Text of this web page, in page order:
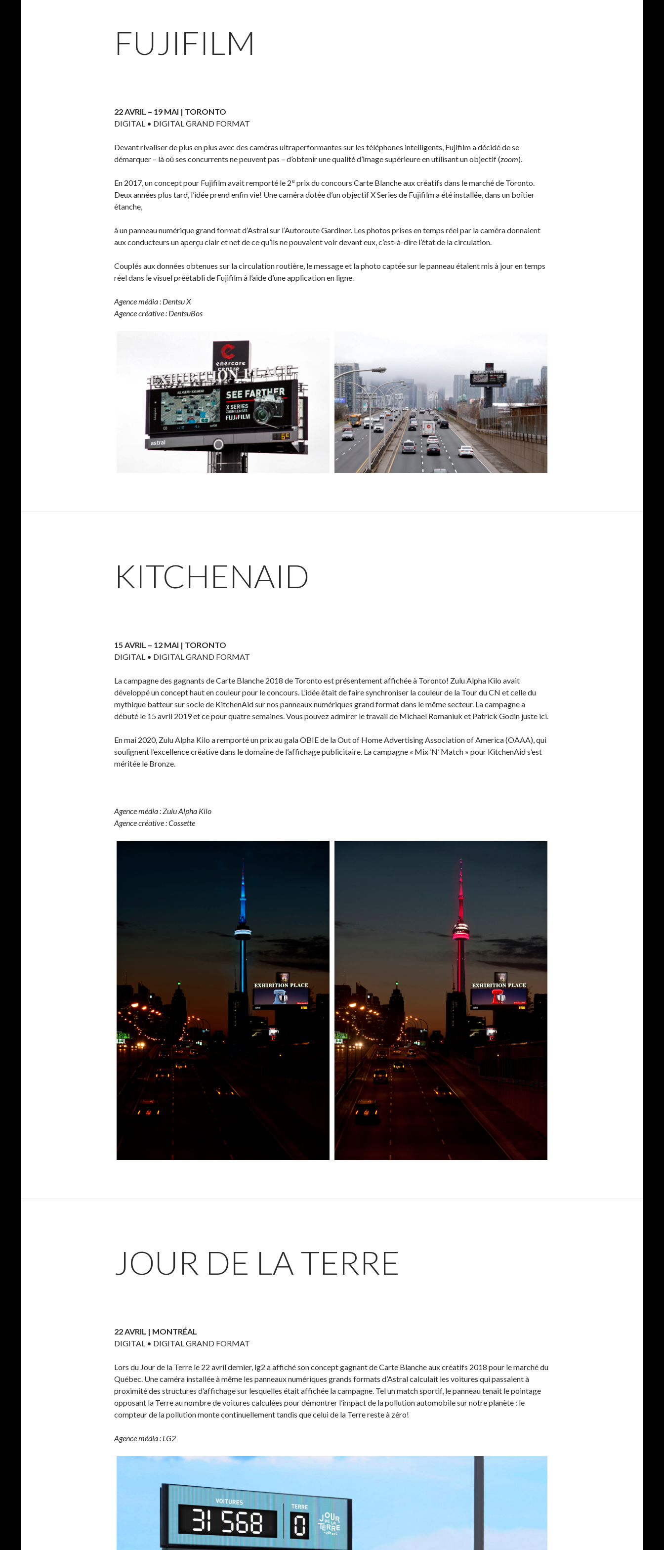
FUJIFILM
22 AVRIL – 19 MAI | TORONTO
DIGITAL • DIGITAL GRAND FORMAT
Devant rivaliser de plus en plus avec des caméras ultraperformantes sur les téléphones intelligents, Fujifilm a décidé de se
démarquer – là où ses concurrents ne peuvent pas – d’obtenir une qualité d’image supérieure en utilisant un objectif (zoom).
En 2017, un concept pour Fujifilm avait remporté le 2e prix du concours Carte Blanche aux créatifs dans le marché de Toronto.
Deux années plus tard, l’idée prend enfin vie! Une caméra dotée d’un objectif X Series de Fujifilm a été installée, dans un boîtier
étanche,
à un panneau numérique grand format d’Astral sur l’Autoroute Gardiner. Les photos prises en temps réel par la caméra donnaient
aux conducteurs un aperçu clair et net de ce qu’ils ne pouvaient voir devant eux, c’est-à-dire l’état de la circulation.
Couplés aux données obtenues sur la circulation routière, le message et la photo captée sur le panneau étaient mis à jour en temps
réel dans le visuel préétabli de Fujifilm à l’aide d’une application en ligne.
Agence média : Dentsu X
Agence créative : DentsuBos
KITCHENAID
15 AVRIL – 12 MAI | TORONTO
DIGITAL • DIGITAL GRAND FORMAT
La campagne des gagnants de Carte Blanche 2018 de Toronto est présentement affichée à Toronto! Zulu Alpha Kilo avait
développé un concept haut en couleur pour le concours. L’idée était de faire synchroniser la couleur de la Tour du CN et celle du
mythique batteur sur socle de KitchenAid sur nos panneaux numériques grand format dans le même secteur. La campagne a
débuté le 15 avril 2019 et ce pour quatre semaines. Vous pouvez admirer le travail de Michael Romaniuk et Patrick Godin juste ici.
En mai 2020, Zulu Alpha Kilo a remporté un prix au gala OBIE de la Out of Home Advertising Association of America (OAAA), qui
soulignent l’excellence créative dans le domaine de l’affichage publicitaire. La campagne « Mix ‘N’ Match » pour KitchenAid s’est
méritée le Bronze.
Agence média : Zulu Alpha Kilo
Agence créative : Cossette
JOUR DE LA TERRE
22 AVRIL | MONTRÉAL
DIGITAL • DIGITAL GRAND FORMAT
Lors du Jour de la Terre le 22 avril dernier, lg2 a affiché son concept gagnant de Carte Blanche aux créatifs 2018 pour le marché du
Québec. Une caméra installée à même les panneaux numériques grands formats d’Astral calculait les voitures qui passaient à
proximité des structures d’affichage sur lesquelles était affichée la campagne. Tel un match sportif, le panneau tenait le pointage
opposant la Terre au nombre de voitures calculées pour démontrer l’impact de la pollution automobile sur notre planète : le
compteur de la pollution monte continuellement tandis que celui de la Terre reste à zéro!
Agence média : LG2